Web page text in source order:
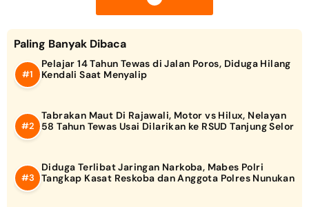
Paling Banyak Dibaca
Pelajar 14 Tahun Tewas di Jalan Poros, Diduga Hilang
Kendali Saat Menyalip
Tabrakan Maut Di Rajawali, Motor vs Hilux, Nelayan
58 Tahun Tewas Usai Dilarikan ke RSUD Tanjung Selor
Diduga Terlibat Jaringan Narkoba, Mabes Polri
Tangkap Kasat Reskoba dan Anggota Polres Nunukan